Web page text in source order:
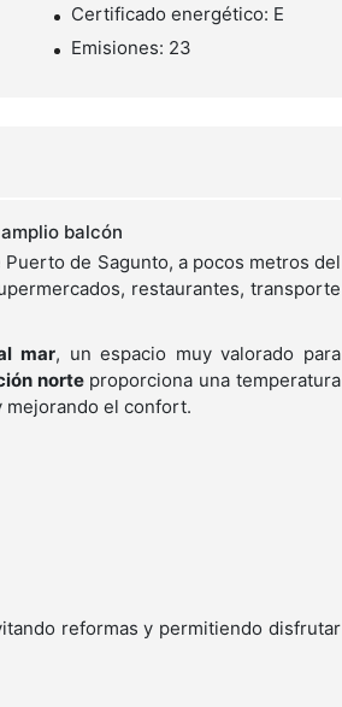
Certificado energético: E
Emisiones: 23
balcón
de Sagunto, a pocos metros del
restaurantes, transporte
mar, un espacio muy valorado para
norteproporciona una temperatura
mejorando el confort.
reformas y permitiendo disfrutar